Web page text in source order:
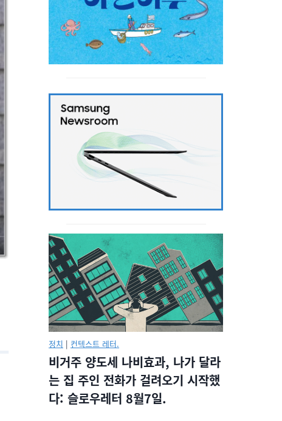
정치 | 컨텍스트 레터.
비거주 양도세 나비효과, 나가 달라
는 집 주인 전화가 걸려오기 시작했
다: 슬로우레터 8월7일.